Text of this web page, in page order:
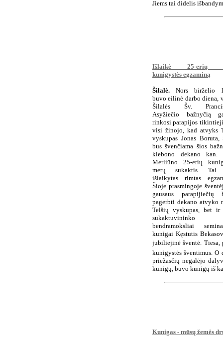
Jiems tai didelis
Išlaikė 25-erių
kunigystės egzaminą
Šilalė. Nors birželio
buvo eilinė darbo diena,
Šilalės Šv.
Asyžiečio bažnyčią
rinkosi parapijos
visi žinojo, kad atvyks
vyskupas Jonas Boruta,
bus švenčiama šios
klebono dekano kan.
Merliūno 25-erių
metų sukaktis. Tai
išlaikytas rimtas
Šioje prasmingoje
gausaus parapijiečių
pagerbti dekano atvyko
Telšių vyskupas, bet ir
sukaktuvininko
bendramoksliai
kunigai Kęstutis
jubiliejinė šventė. Tiesa,
kunigystės šventimus.
priežasčių negalėjo
kunigų, buvo kunigų iš
Kunigas - mūsų žemės